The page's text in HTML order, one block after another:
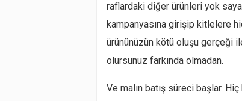
raflardaki diğer ürünleri yok
kampanyasına girişip kitlelere
ürününüzün kötü oluşu gerçeği
olursunuz farkında olmadan.
Ve malın batış süreci başlar.